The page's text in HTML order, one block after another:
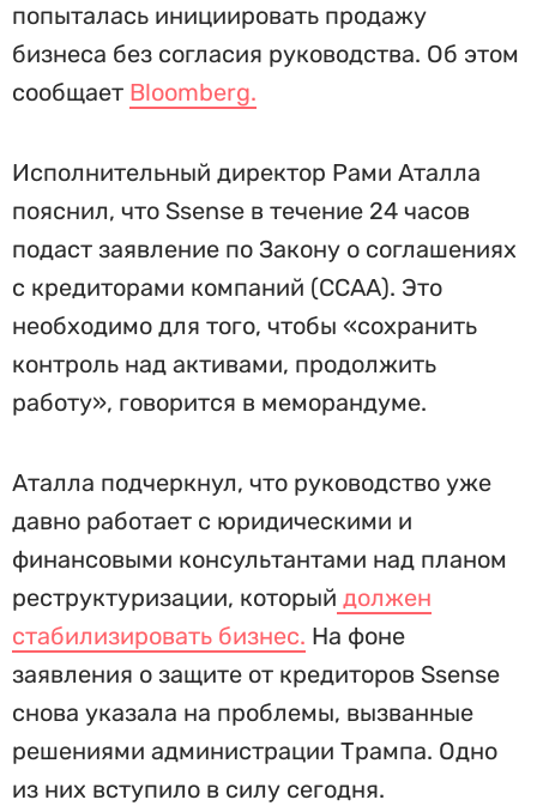
попыталась инициировать продажу
бизнеса без согласия руководства. Об этом
сообщает Bloomberg.
Исполнительный директор Рами Аталла
пояснил, что Ssense в течение 24 часов
подаст заявление по Закону о соглашениях
с кредиторами компаний (CCAA). Это
необходимо для того, чтобы «сохранить
контроль над активами, продолжить
работу», говорится в меморандуме.
Аталла подчеркнул, что руководство уже
давно работает с юридическими и
финансовыми консультантами над планом
реструктуризации, который должен
стабилизировать бизнес. На фоне
заявления о защите от кредиторов Ssense
снова указала на проблемы, вызванные
решениями администрации Трампа. Одно
из них вступило в силу сегодня.